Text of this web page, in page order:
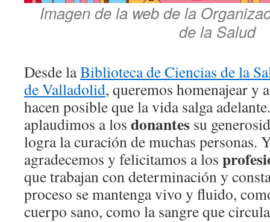
Imagen de la web de la
de la Salud
Desde laBiblioteca de Ciencias de la
de Valladolid, queremos homenajear y
hacen posible que la vida salga
aplaudimos a los donantes su
logra la curación de muchas personas.
agradecemos y felicitamos a los
que trabajan con determinación y
proceso se mantenga vivo y fluido,
cuerpo sano, como la sangre que